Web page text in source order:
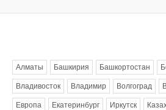
Алматы Башкирия Башкортостан
Владивосток Владимир Волгоград
Европа Екатеринбург Иркутск